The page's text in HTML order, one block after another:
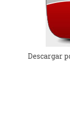
Descargar